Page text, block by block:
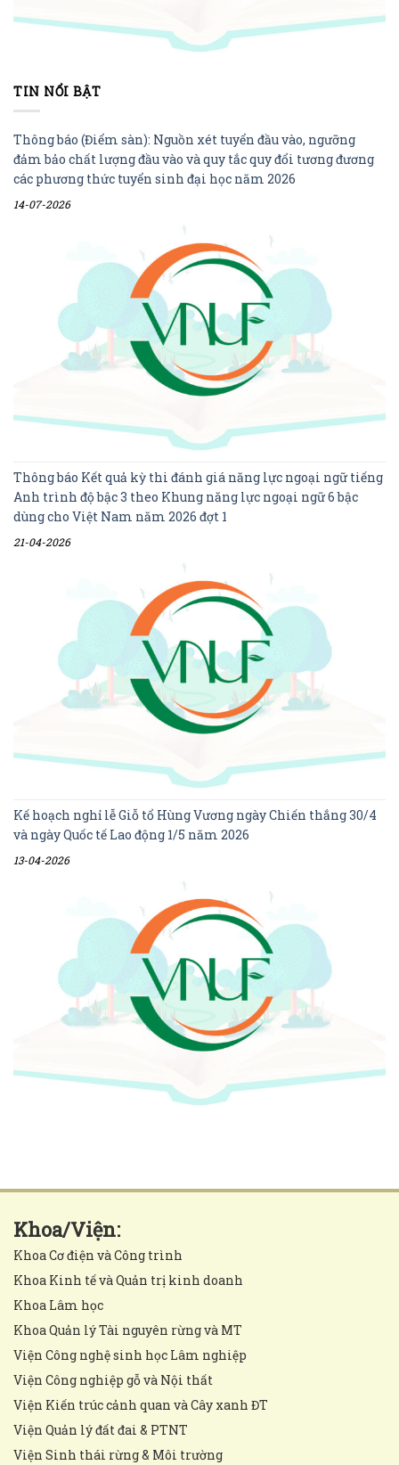
TIN NỔI BẬT
Thông báo (Điểm sàn): Nguồn xét tuyển đầu vào, ngưỡng
đảm bảo chất lượng đầu vào và quy tắc quy đổi tương đương
các phương thức tuyển sinh đại học năm 2026
14-07-2026
Thông báo Kết quả kỳ thi đánh giá năng lực ngoại ngữ tiếng
Anh trình độ bậc 3 theo Khung năng lực ngoại ngữ 6 bậc
dùng cho Việt Nam năm 2026 đợt 1
21-04-2026
Kế hoạch nghỉ lễ Giỗ tổ Hùng Vương ngày Chiến thắng 30/4
và ngày Quốc tế Lao động 1/5 năm 2026
13-04-2026
Khoa/Viện:
Khoa Cơ điện và Công trình
Khoa Kinh tế và Quản trị kinh doanh
Khoa Lâm học
Khoa Quản lý Tài nguyên rừng và MT
Viện Công nghệ sinh học Lâm nghiệp
Viện Công nghiệp gỗ và Nội thất
Viện Kiến trúc cảnh quan và Cây xanh ĐT
Viện Quản lý đất đai & PTNT
Viện Sinh thái rừng & Môi trường